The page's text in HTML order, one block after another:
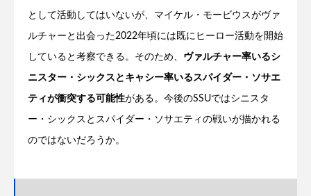
として活動してはいないが、マイケル・モービウスがヴァ
ルチャーと出会った2022年頃には既にヒーロー活動を開始
していると考察できる。そのため、 ヴァルチャー率いるシ
ニスター・シックスとキャシー率いるスパイダー・ソサエ
ティが衝突する可能性がある。今後のSSUではシニスタ
ー・シックスとスパイダー・ソサエティの戦いが描かれる
のではないだろうか。